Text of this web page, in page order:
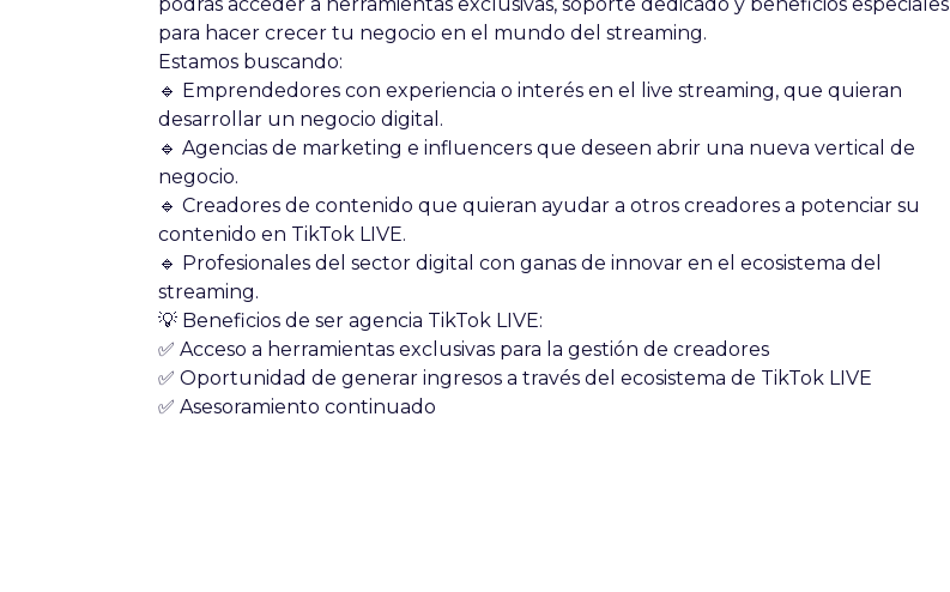
para hacer crecer tu negocio en el mundo del streaming.
Estamos buscando:
🔹 Emprendedores con experiencia o interés en el live streaming, que quieran
desarrollar un negocio digital.
🔹 Agencias de marketing e influencers que deseen abrir una nueva vertical de
negocio.
🔹 Creadores de contenido que quieran ayudar a otros creadores a potenciar su
contenido en TikTok LIVE.
🔹 Profesionales del sector digital con ganas de innovar en el ecosistema del
streaming.
💡 Beneficios de ser agencia TikTok LIVE:
✅ Acceso a herramientas exclusivas para la gestión de creadores
✅ Oportunidad de generar ingresos a través del ecosistema de TikTok LIVE
✅ Asesoramiento continuado